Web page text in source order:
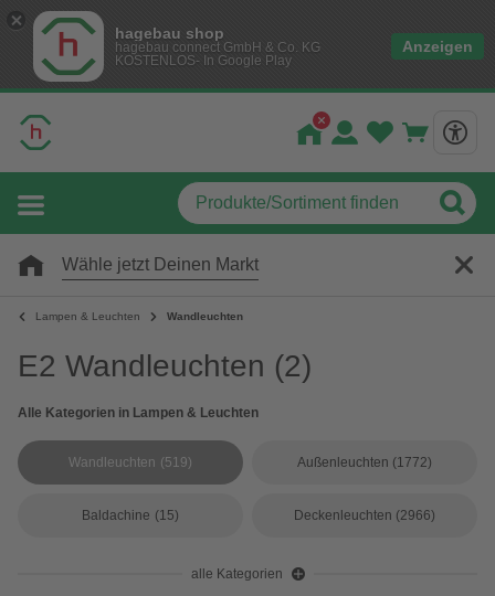
hagebau shop
hagebau connect GmbH & Co. KG
KOSTENLOS- In Google Play
Anzeigen
Wähle jetzt Deinen Markt
Lampen & Leuchten Wandleuchten
E2 Wandleuchten (2)
Alle Kategorien in Lampen & Leuchten
Wandleuchten (519) Außenleuchten (1772)
Baldachine (15) Deckenleuchten (2966)
alle Kategorien